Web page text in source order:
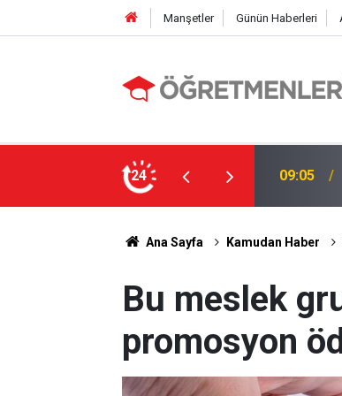
Manşetler Günün Haberleri
24 19:00
Ana Sayfa Kamudan Haber
Bu meslek
promosyon